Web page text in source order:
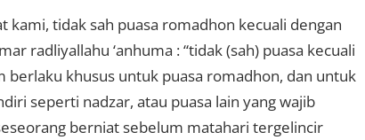
kami, tidak sah puasa romadhon kecuali dengan
radliyallahu ‘anhuma : “tidak (sah) puasa kecuali
berlaku khusus untuk puasa romadhon, dan untuk
seperti nadzar, atau puasa lain yang wajib
berniat sebelum matahari tergelincir